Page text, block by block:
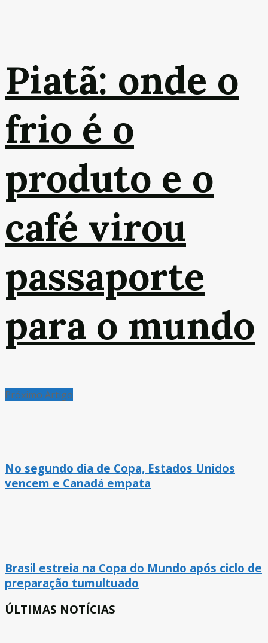
Piatã: onde o
frio é o
produto e o
café virou
passaporte
para o mundo
Próximo Artigo
No segundo dia de Copa, Estados Unidos
vencem e Canadá empata
Brasil estreia na Copa do Mundo após ciclo de
preparação tumultuado
ÚLTIMAS NOTÍCIAS